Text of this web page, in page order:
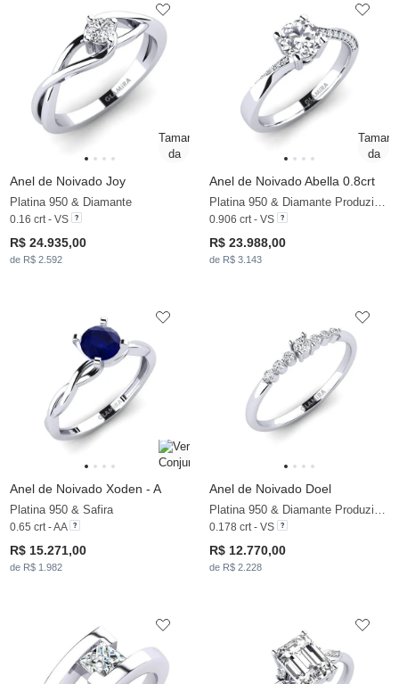
Anel de Noivado Joy
Platina 950 & Diamante
0.16 crt - VS
R$ 24.935,00
de R$ 2.592
Anel de Noivado Abella 0.8crt
0.906 crt - VS
R$ 23.988,00
de R$ 3.143
Anel de Noivado Xoden - A
Platina 950 & Safira
0.65 crt - AA
R$ 15.271,00
de R$ 1.982
Anel de Noivado Doel
0.178 crt - VS
R$ 12.770,00
de R$ 2.228